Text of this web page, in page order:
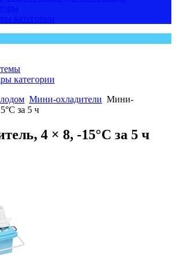
категории
категории
Мини-охладители Мини-
за 5 ч
4 × 8, -15°C за 5 ч